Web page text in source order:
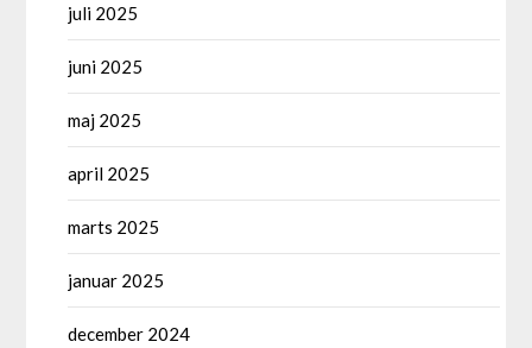
juli 2025
juni 2025
maj 2025
april 2025
marts 2025
januar 2025
december 2024